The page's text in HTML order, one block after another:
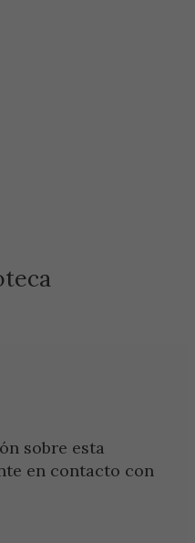
sobre esta
en contacto con